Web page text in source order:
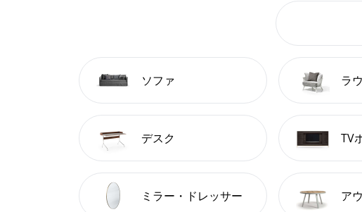
ソファ ラ
デスク TV
ミラー・ドレッサー ア